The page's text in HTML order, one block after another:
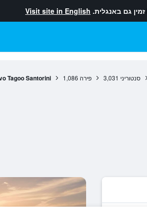
זמין גם באנגלית. Visit site in English
סנטוריני 3,031 פירה 1,086
Tagoo Santorini